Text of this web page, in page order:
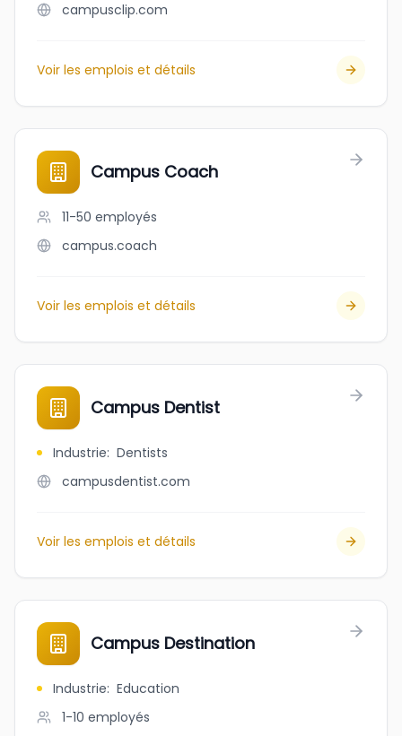
campusclip.com
Voir les emplois et détails
Campus Coach
11-50 employés
campus.coach
Voir les emplois et détails
Campus Dentist
Industrie: Dentists
campusdentist.com
Voir les emplois et détails
Campus Destination
Industrie: Education
1-10 employés